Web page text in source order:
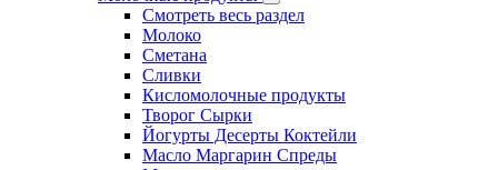
Смотреть весь раздел
Молоко
Сметана
Сливки
Кисломолочные продукты
Творог Сырки
Йогурты Десерты Коктейли
Масло Маргарин Спреды